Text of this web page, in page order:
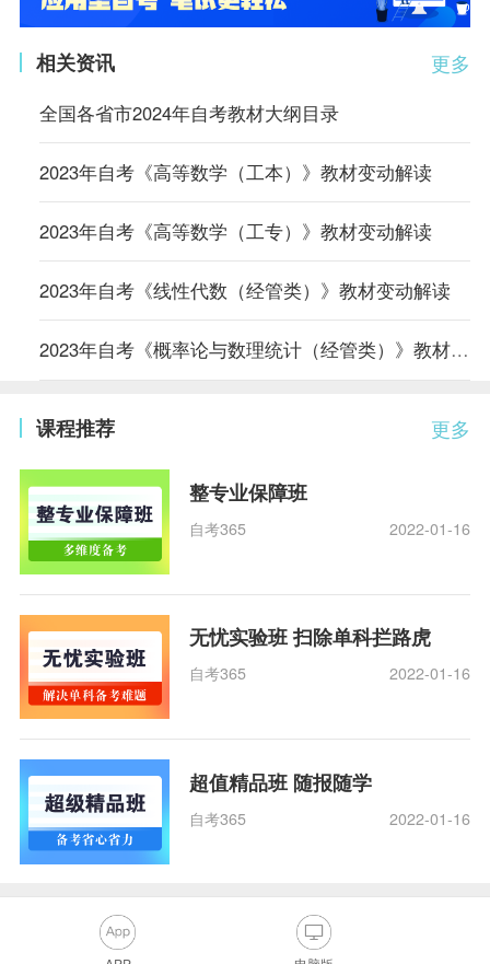
更多
相关资讯
全国各省市2024年自考教材大纲目录
2023年自考《高等数学（工本）》教材变动解读
2023年自考《高等数学（工专）》教材变动解读
2023年自考《线性代数（经管类）》教材变动解读
2023年自考《概率论与数理统计（经管类）》教材变动解读
更多
课程推荐
整专业保障班
自考365 2022-01-16
无忧实验班 扫除单科拦路虎
自考365 2022-01-16
超值精品班 随报随学
自考365 2022-01-16